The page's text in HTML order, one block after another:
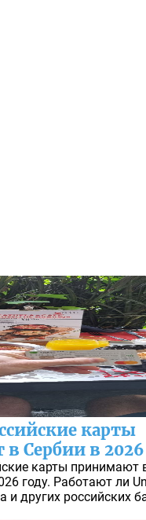
карты
в Сербии в 2026
карты принимают
году. Работают ли
и других российских